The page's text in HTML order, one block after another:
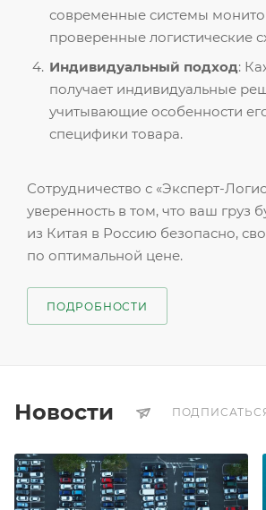
современные системы
проверенные логистические
Индивидуальный подход:
получает индивидуальные
учитывающие особенности
специфики товара.
Сотрудничество с «Эксперт-
уверенность в том, что ваш груз
из Китая в Россию безопасно,
по оптимальной цене.
ПОДРОБНОСТИ
Новости